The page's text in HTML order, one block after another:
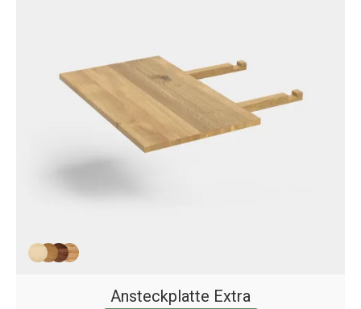
Ansteckplatte Extra